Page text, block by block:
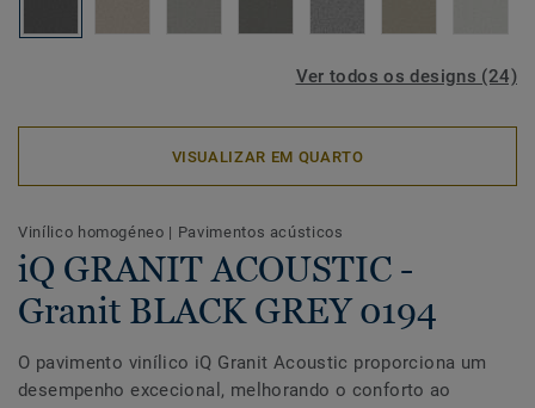
Ver todos os designs (24)
VISUALIZAR EM QUARTO
Vinílico homogéneo | Pavimentos acústicos
iQ GRANIT ACOUSTIC -
Granit BLACK GREY 0194
O pavimento vinílico iQ Granit Acoustic proporciona um
desempenho excecional, melhorando o conforto ao